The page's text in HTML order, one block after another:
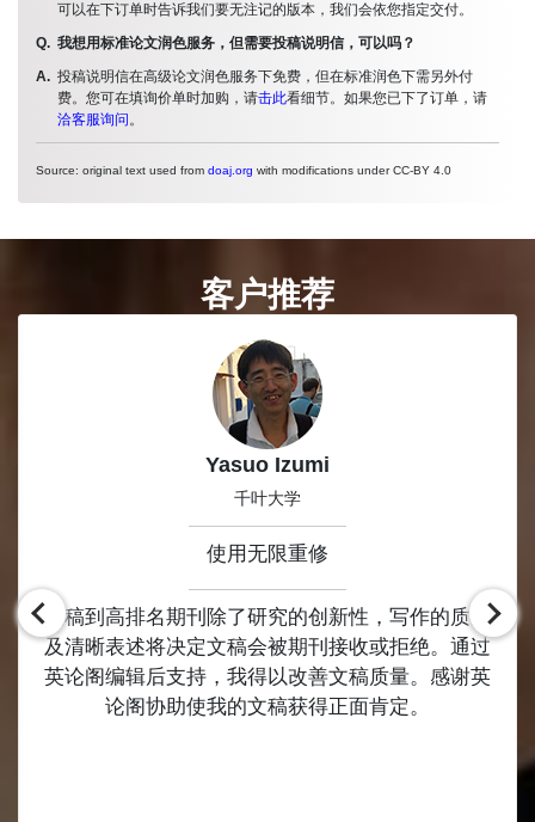
可以在下订单时告诉我们要无注记的版本，我们会依您指定交付。
我想用标准论文润色服务，但需要投稿说明信，可以吗？
投稿说明信在高级论文润色服务下免费，但在标准润色下需另外付
费。您可在填询价单时加购，请击此看细节。如果您已下了订单，请
洽客服询问。
Source: original text used from doaj.org with modifications under CC-BY 4.0
客户推荐
Yasuo Izumi
千叶大学
使用无限重修
投稿到高排名期刊除了研究的创新性，写作的质量
及清晰表述将决定文稿会被期刊接收或拒绝。通过
英论阁编辑后支持，我得以改善文稿质量。感谢英
论阁协助使我的文稿获得正面肯定。